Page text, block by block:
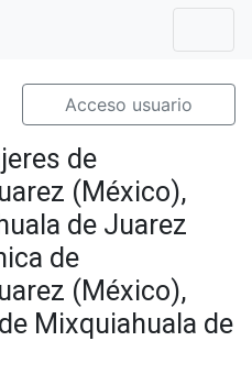
Acceso usuario
de
(México),
de Juarez
de
(México),
Mixquiahuala de